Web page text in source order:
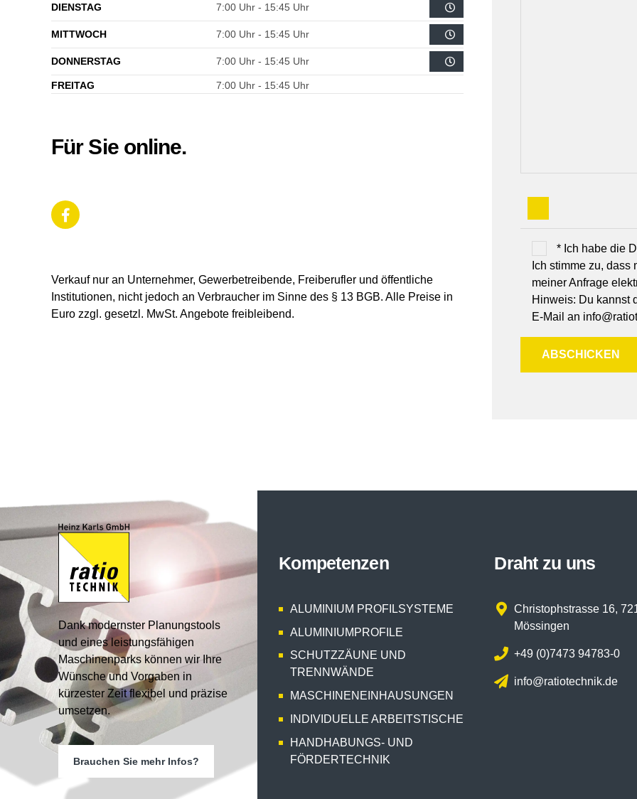
DIENSTAG 7:00 Uhr - 15:45 Uhr
MITTWOCH 7:00 Uhr - 15:45 Uhr
DONNERSTAG 7:00 Uhr - 15:45 Uhr
FREITAG 7:00 Uhr - 15:45 Uhr
Für Sie online.
Verkauf nur an Unternehmer, Gewerbetreibende, Freiberufler und öffentliche
Institutionen, nicht jedoch an Verbraucher im Sinne des § 13 BGB. Alle Preise in
Euro zzgl. gesetzl. MwSt. Angebote freibleibend.
* Ich habe die
Ich stimme zu,
meiner Anfrage
Hinweis: Du kannst
E-Mail an
Dank modernster Planungstools
und eines leistungsfähigen
Maschinenparks können wir Ihre
Wünsche und Vorgaben in
kürzester Zeit flexibel und präzise
umsetzen.
Brauchen Sie mehr Infos?
Kompetenzen
ALUMINIUM PROFILSYSTEME
ALUMINIUMPROFILE
SCHUTZZÄUNE UND
TRENNWÄNDE
MASCHINENEINHAUSUNGEN
INDIVIDUELLE ARBEITSTISCHE
HANDHABUNGS- UND
FÖRDERTECHNIK
Draht zu uns
Christophstrasse 16,
Mössingen
+49 (0)7473 94783-0
info@ratiotechnik.de